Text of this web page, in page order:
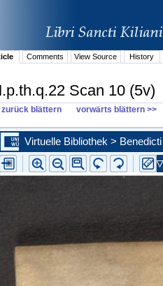
Comments View Source History
Scan 10 (5v)
zurück blättern vorwärts blättern >>